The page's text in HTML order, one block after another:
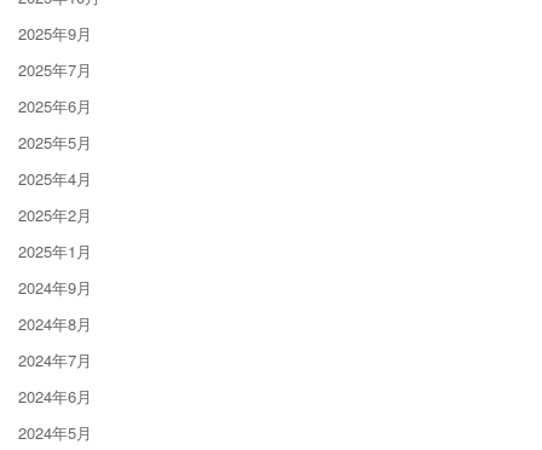
2025年9月
2025年7月
2025年6月
2025年5月
2025年4月
2025年2月
2025年1月
2024年9月
2024年8月
2024年7月
2024年6月
2024年5月